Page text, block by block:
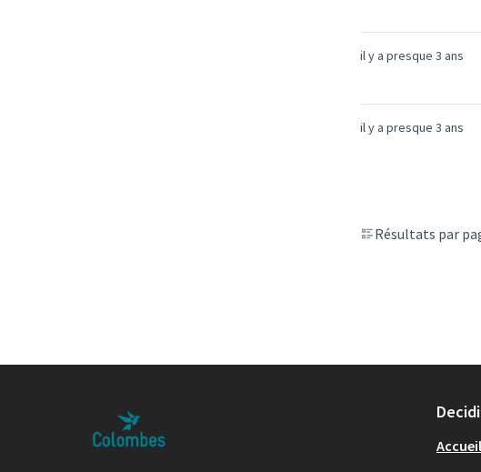
il y a presque 3 ans
il y a presque 3 ans
Résultats par
Accueil